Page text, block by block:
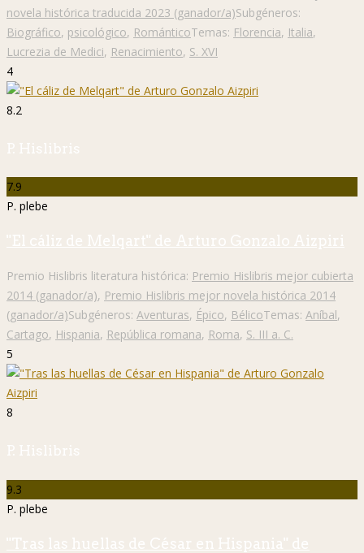
novela histórica traducida 2023 (ganador/a)Subgéneros:
Biográfico, psicológico, RománticoTemas: Florencia, Italia,
Lucrezia de Medici, Renacimiento, S. XVI
4
8.2
P. Hislibris
7.9
P. plebe
"El cáliz de Melqart" de Arturo Gonzalo Aizpiri
Premio Hislibris literatura histórica: Premio Hislibris mejor cubierta
2014 (ganador/a), Premio Hislibris mejor novela histórica 2014
(ganador/a)Subgéneros: Aventuras, Épico, BélicoTemas: Aníbal,
Cartago, Hispania, República romana, Roma, S. III a. C.
5
8
P. Hislibris
9.3
P. plebe
"Tras las huellas de César en Hispania" de